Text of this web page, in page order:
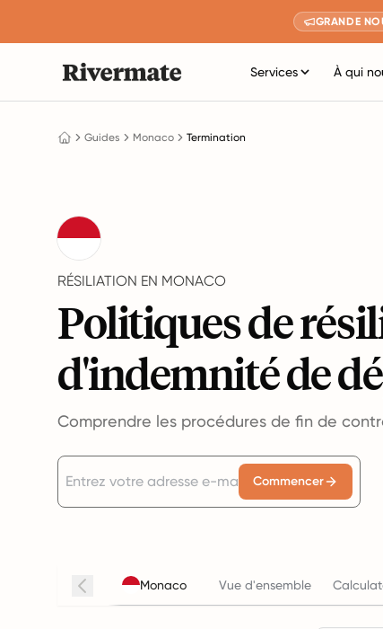
GRANDE
Services À qui
Guides Monaco Termination
RÉSILIATION EN MONACO
Politiques de
d'indemnité de
Comprendre les procédures de fin de
Commencer
Monaco Vue d'ensemble